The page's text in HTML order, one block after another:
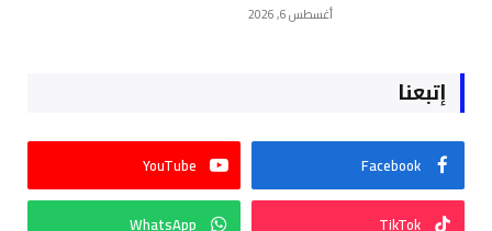
أغسطس 6, 2026
إتبعنا
Facebook
YouTube
TikTok
WhatsApp